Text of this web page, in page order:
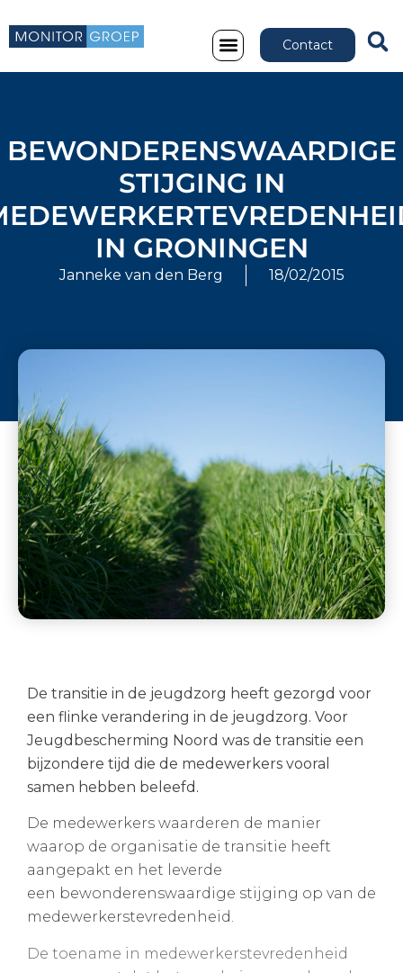
Contact
BEWONDERENSWAARDIGE
STIJGING IN
IN GRONINGEN
Janneke van den Berg 18/02/2015
De transitie in de jeugdzorg heeft gezorgd voor
een flinke verandering in de jeugdzorg. Voor
Jeugdbescherming Noord was de transitie een
bijzondere tijd die de medewerkers vooral
samen hebben beleefd.
De medewerkers waarderen de manier
waarop de organisatie de transitie heeft
aangepakt en het leverde
een bewonderenswaardige stijging op van de
medewerkerstevredenheid.
De toename in medewerkerstevredenheid